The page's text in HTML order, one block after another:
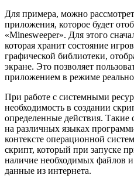
Для примера, можно
приложения, которое будет
«Minesweeper». Для этого
которая хранит состояние
графической библиотеки,
экране. Это позволяет
приложением в режиме
При работе с системными
необходимость в создании
определенные действия.
на различных языках
контексте операционной
скрипт, который при запуске
наличие необходимых файлов
данные из интернета.